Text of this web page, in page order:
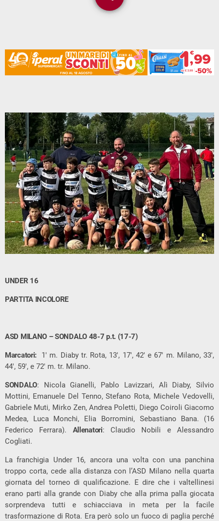
UNDER 16
PARTITA INCOLORE
ASD MILANO – SONDALO 48-7 p.t. (17-7)
Marcatori:
1′ m. Diaby tr. Rota, 13′, 17′, 42′ e 67′ m. Milano, 33′,
44′, 59′, e 72′ m. tr. Milano.
SONDALO: Nicola Gianelli, Pablo Lavizzari, Alì Diaby, Silvio
Mottini, Emanuele Del Tenno, Stefano Rota, Michele Vedovelli,
Gabriele Muti, Mirko Zen, Andrea Poletti, Diego Coiroli Giacomo
Medea, Luca Monchi, Elia Borromini, Sebastiano Bana. (16
Federico Ferrara). Allenatori: Claudio Nobili e Alessandro
Cogliati.
La franchigia Under 16, ancora una volta con una panchina
troppo corta, cede alla distanza con l’ASD Milano nella quarta
giornata del torneo di qualificazione. E dire che i valtellinesi
erano parti alla grande con Diaby che alla prima palla giocata
sorprendeva tutti e schiacciava in meta per la facile
trasformazione di Rota. Era però solo un fuoco di paglia perché